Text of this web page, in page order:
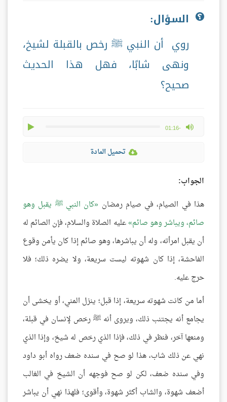
السؤال:
روي أن النبي ﷺ رخص بالقبلة لشيخ،
ونهى شابًا، فهل هذا الحديث
صحيح؟
-01:16
max volume
تحميل المادة
الجواب:
هذا في الصيام، في صيام رمضان كان النبي ﷺ يقبل وهو
صائم، ويباشر وهو صائم عليه الصلاة والسلام، فإن الصائم له
أن يقبل امرأته، وله أن يباشرها، وهو صائم إذا كان يأمن وقوع
الفاحشة، إذا كان شهوته ليست سريعة، ولا يضره ذلك؛ فلا
حرج عليه.
أما من كانت شهوته سريعة، إذا قبل؛ ينزل المني، أو يخشى أن
يجامع أنه يجتنب ذلك، ويروى أنه ﷺ رخص لإنسان في قبلة،
ومنعها آخر، فنظر في ذلك، فإذا الذي رخص له شيخ، وإذا الذي
نهي عن ذلك شاب، هذا لو صح في سنده ضعف رواه أبو داود
وفي سنده ضعف، لكن لو صح فوجهه أن الشيخ في الغالب
أضعف شهوة، والشاب أكثر شهوة، وأقوى؛ فلهذا نهي أن يباشر